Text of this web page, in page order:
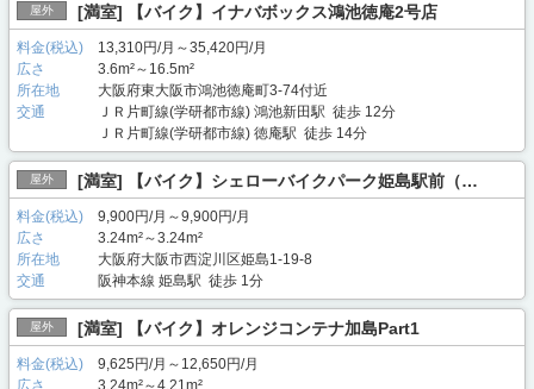
屋外 [満室] 【バイク】イナバボックス鴻池徳庵2号店
料金(税込)
13,310円/月～35,420円/月
広さ
3.6m²～16.5m²
所在地
大阪府東大阪市鴻池徳庵町3-74付近
交通
ＪＲ片町線(学研都市線) 鴻池新田駅 徒歩 12分
ＪＲ片町線(学研都市線) 徳庵駅 徒歩 14分
屋外 [満室] 【バイク】シェローバイクパーク姫島駅前（…
料金(税込)
9,900円/月～9,900円/月
広さ
3.24m²～3.24m²
所在地
大阪府大阪市西淀川区姫島1-19-8
交通
阪神本線 姫島駅 徒歩 1分
屋外 [満室] 【バイク】オレンジコンテナ加島Part1
料金(税込)
9,625円/月～12,650円/月
広さ
3.24m²～4.21m²